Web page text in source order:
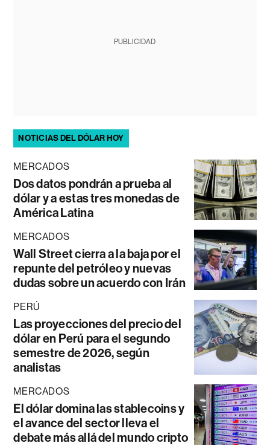
PUBLICIDAD
NOTICIAS DEL DÓLAR HOY
MERCADOS
Dos datos pondrán a prueba al
dólar y a estas tres monedas de
América Latina
MERCADOS
Wall Street cierra a la baja por el
repunte del petróleo y nuevas
dudas sobre un acuerdo con Irán
PERÚ
Las proyecciones del precio del
dólar en Perú para el segundo
semestre de 2026, según
analistas
MERCADOS
El dólar domina las stablecoins y
el avance del sector lleva el
debate más allá del mundo cripto